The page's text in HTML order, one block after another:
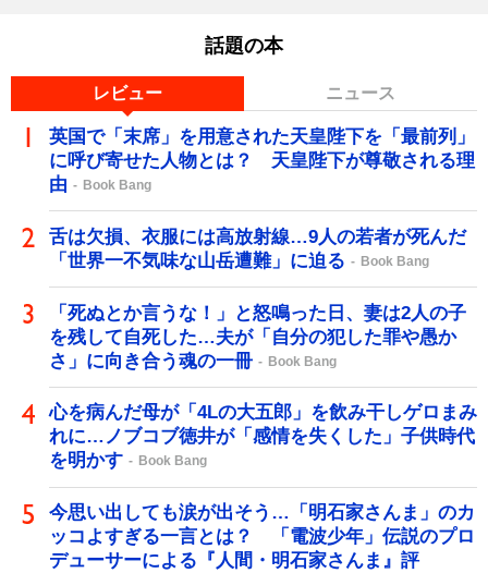
話題の本
レビュー ニュース
英国で「末席」を用意された天皇陛下を「最前列」
に呼び寄せた人物とは？ 天皇陛下が尊敬される理
由
Book Bang
舌は欠損、衣服には高放射線…9人の若者が死んだ
「世界一不気味な山岳遭難」に迫る
Book Bang
「死ぬとか言うな！」と怒鳴った日、妻は2人の子
を残して自死した…夫が「自分の犯した罪や愚か
さ」に向き合う魂の一冊
Book Bang
心を病んだ母が「4Lの大五郎」を飲み干しゲロまみ
れに…ノブコブ徳井が「感情を失くした」子供時代
を明かす
Book Bang
今思い出しても涙が出そう…「明石家さんま」のカ
ッコよすぎる一言とは？ 「電波少年」伝説のプロ
デューサーによる『人間・明石家さんま』評